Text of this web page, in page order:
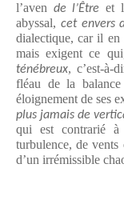
l’aven de l’Être et
abyssal, cet envers
dialectique, car il en
mais exigent ce
ténébreux, c’est-à-
fléau de la
éloignement de ses
plus jamais de
qui est contrarié à
turbulence, de
d’un irrémissible